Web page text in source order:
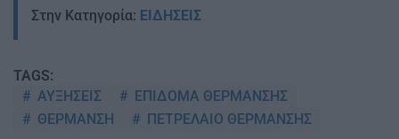
Στην Κατηγορία: ΕΙΔΗΣΕΙΣ
TAGS:
ΑΥΞΗΣΕΙΣ
ΕΠΙΔΟΜΑ ΘΕΡΜΑΝΣΗΣ
ΘΕΡΜΑΝΣΗ
ΠΕΤΡΕΛΑΙΟ ΘΕΡΜΑΝΣΗΣ